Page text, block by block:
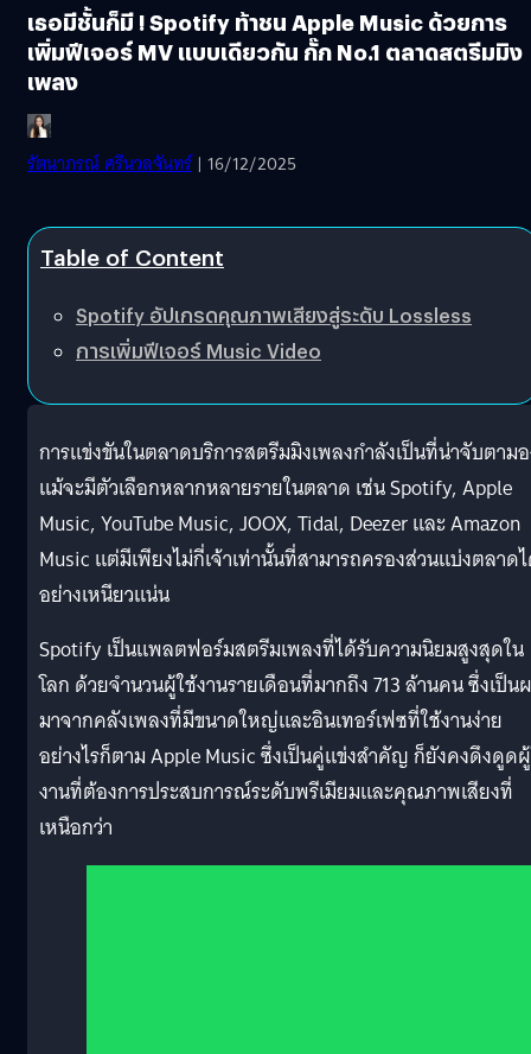
เธอมีชั้นก็มี ! Spotify ท้าชน Apple Music ด้วยการ
เพิ่มฟีเจอร์ MV แบบเดียวกัน กั๊ก No.1 ตลาดสตรีมมิง
เพลง
รัตนาภรณ์ ศรีนวลจันทร์| 16/12/2025
Table of Content
Spotify อัปเกรดคุณภาพเสียงสู่ระดับ Lossless
การเพิ่มฟีเจอร์ Music Video
การแข่งขันในตลาดบริการสตรีมมิงเพลงกำลังเป็นที่น่าจับตาม
แม้จะมีตัวเลือกหลากหลายรายในตลาด เช่น Spotify, Apple
Music, YouTube Music, JOOX, Tidal, Deezer และ Amazon
Music แต่มีเพียงไม่กี่เจ้าเท่านั้นที่สามารถครองส่วนแบ่งตลาด
อย่างเหนียวแน่น
Spotify เป็นแพลตฟอร์มสตรีมเพลงที่ได้รับความนิยมสูงสุดใน
โลก ด้วยจำนวนผู้ใช้งานรายเดือนที่มากถึง 713 ล้านคน ซึ่งเป็น
มาจากคลังเพลงที่มีขนาดใหญ่และอินเทอร์เฟซที่ใช้งานง่าย
อย่างไรก็ตาม Apple Music ซึ่งเป็นคู่แข่งสำคัญ ก็ยังคงดึงดูด
งานที่ต้องการประสบการณ์ระดับพรีเมียมและคุณภาพเสียงที่
เหนือกว่า